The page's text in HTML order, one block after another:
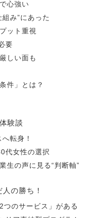
心強い
み”にあった
ット重視
要
しい面も
件」とは？
験談
転身！
代女性の選択
生の声に見る“判断軸”
の勝ち！
つのサービス」がある